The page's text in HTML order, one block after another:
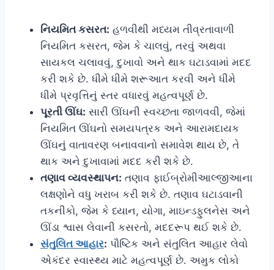
નિયમિત કસરત: હળવીથી મધ્યમ તીવ્રતાવાળી
નિયમિત કસરત, જેમ કે ચાલવું, તરવું અથવા
સાયકલ ચલાવવું, દુખાવો અને થાક ઘટાડવામાં મદદ
કરી શકે છે. ધીમે ધીમે શરૂઆત કરવી અને ધીમે
ધીમે પ્રવૃત્તિનું સ્તર વધારવું મહત્વપૂર્ણ છે.
પૂરતી ઊંઘ: સારી ઊંઘની સ્વચ્છતા જાળવવી, જેમાં
નિયમિત ઊંઘનો સમયપત્રક અને આરામદાયક
ઊંઘનું વાતાવરણ બનાવવાનો સમાવેશ થાય છે, તે
થાક અને દુખાવામાં મદદ કરી શકે છે.
તણાવ વ્યવસ્થાપન: તણાવ ફાઈબ્રોમીઆલ્જીઆના
લક્ષણોને વધુ ખરાબ કરી શકે છે. તણાવ ઘટાડવાની
તકનીકો, જેમ કે ધ્યાન, યોગા, માઇન્ડફુલનેસ અને
ઊંડા શ્વાસ લેવાની કસરતો, મદદરૂપ થઈ શકે છે.
સંતુલિત આહાર: પૌષ્ટિક અને સંતુલિત આહાર લેવો
એકંદર સ્વાસ્થ્ય માટે મહત્વપૂર્ણ છે. અમુક લોકો